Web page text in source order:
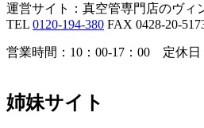
運営サイト：真空管専門店のヴィ
TEL 0120-194-380 FAX 0428-20-
営業時間：10：00-17：00 定休日
姉妹サイト